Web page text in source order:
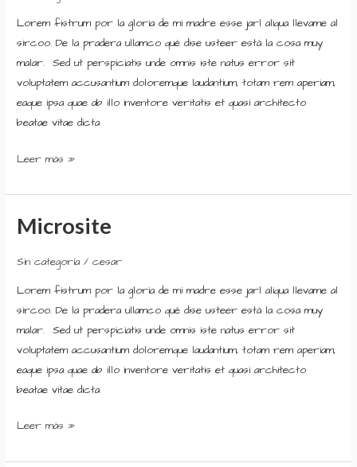
Lorem fistrum por la gloria de mi madre esse jarl aliqua llevame al
sircoo. De la pradera ullamco qué dise usteer está la cosa muy
malar. Sed ut perspiciatis unde omnis iste natus error sit
voluptatem accusantium doloremque laudantium, totam rem aperiam,
eaque ipsa quae ab illo inventore veritatis et quasi architecto
beatae vitae dicta
Leer más »
Microsite
Sin categoría /cesar
Lorem fistrum por la gloria de mi madre esse jarl aliqua llevame al
sircoo. De la pradera ullamco qué dise usteer está la cosa muy
malar. Sed ut perspiciatis unde omnis iste natus error sit
voluptatem accusantium doloremque laudantium, totam rem aperiam,
eaque ipsa quae ab illo inventore veritatis et quasi architecto
beatae vitae dicta
Microsite
Leer más »